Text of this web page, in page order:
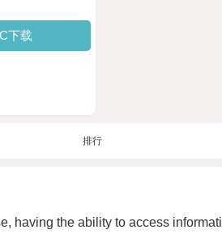
下载
排行
having the ability to access